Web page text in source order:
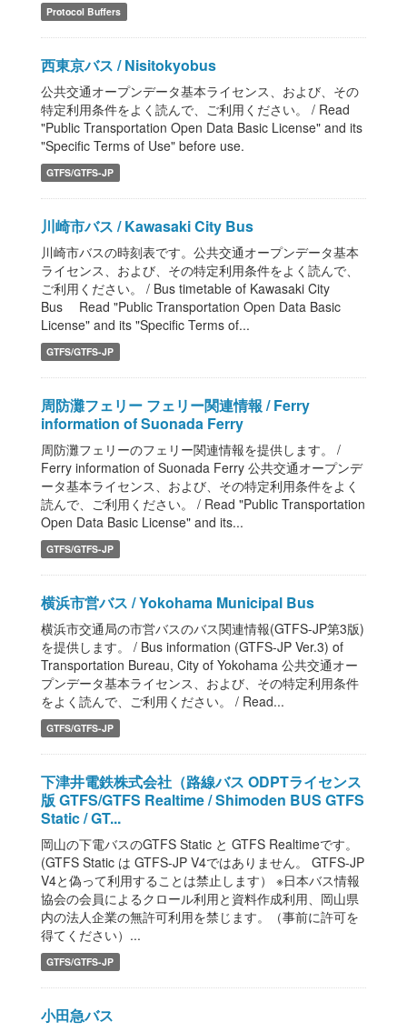
Protocol Buffers
西東京バス / Nisitokyobus
公共交通オープンデータ基本ライセンス、および、その
特定利用条件をよく読んで、ご利用ください。 / Read
"Public Transportation Open Data Basic License" and its
"Specific Terms of Use" before use.
GTFS/GTFS-JP
川崎市バス / Kawasaki City Bus
川崎市バスの時刻表です。公共交通オープンデータ基本
ライセンス、および、その特定利用条件をよく読んで、
ご利用ください。 / Bus timetable of Kawasaki City
Bus Read "Public Transportation Open Data Basic
License" and its "Specific Terms of...
GTFS/GTFS-JP
周防灘フェリー フェリー関連情報 / Ferry
information of Suonada Ferry
周防灘フェリーのフェリー関連情報を提供します。 /
Ferry information of Suonada Ferry 公共交通オープンデ
ータ基本ライセンス、および、その特定利用条件をよく
読んで、ご利用ください。 / Read "Public Transportation
Open Data Basic License" and its...
GTFS/GTFS-JP
横浜市営バス / Yokohama Municipal Bus
横浜市交通局の市営バスのバス関連情報(GTFS-JP第3版)
を提供します。 / Bus information (GTFS-JP Ver.3) of
Transportation Bureau, City of Yokohama 公共交通オー
プンデータ基本ライセンス、および、その特定利用条件
をよく読んで、ご利用ください。 / Read...
GTFS/GTFS-JP
下津井電鉄株式会社（路線バス ODPTライセンス
版 GTFS/GTFS Realtime / Shimoden BUS GTFS
Static / GT...
岡山の下電バスのGTFS Static と GTFS Realtimeです。
(GTFS Static は GTFS-JP V4ではありません。 GTFS-JP
V4と偽って利用することは禁止します） ※日本バス情報
協会の会員によるクロール利用と資料作成利用、岡山県
内の法人企業の無許可利用を禁じます。（事前に許可を
得てください）...
GTFS/GTFS-JP
小田急バス